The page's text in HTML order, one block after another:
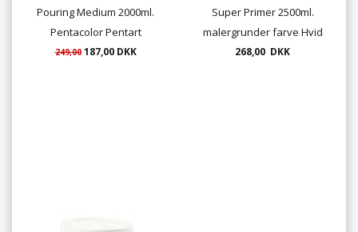
Pouring Medium 2000ml.
Pentacolor Pentart
249,00187,00 DKK
Super Primer 2500ml.
malergrunder farve Hvid
268,00 DKK